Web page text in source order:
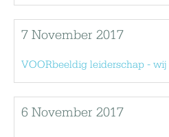
7 November 2017
VOORbeeldig leiderschap -
6 November 2017